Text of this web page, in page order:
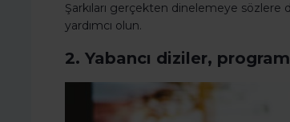
Şarkıları gerçekten dinelemeye sözlere
yardımcı olun.
2. Yabancı diziler,